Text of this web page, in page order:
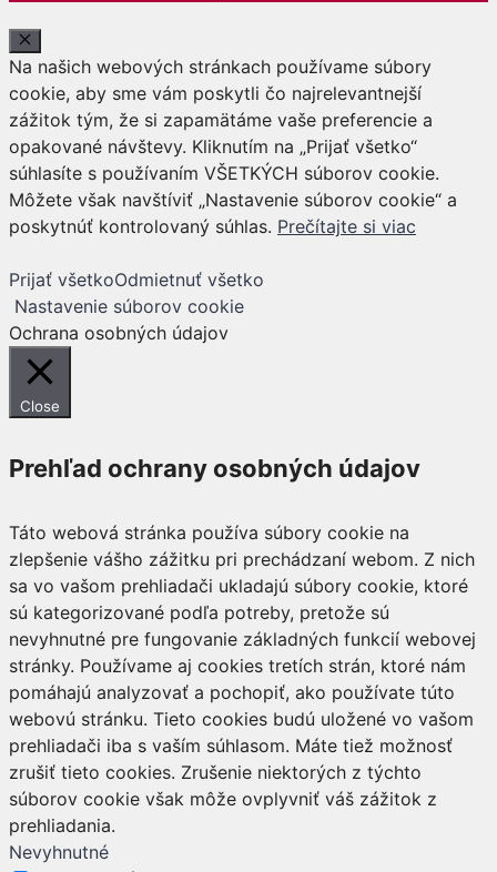
Close
Na našich webových stránkach používame súbory
cookie, aby sme vám poskytli čo najrelevantnejší
zážitok tým, že si zapamätáme vaše preferencie a
opakované návštevy. Kliknutím na „Prijať všetko“
súhlasíte s používaním VŠETKÝCH súborov cookie.
Môžete však navštíviť „Nastavenie súborov cookie“ a
poskytnúť kontrolovaný súhlas. Prečítajte si viac
Prijať všetkoOdmietnuť všetko
Nastavenie súborov cookie
Ochrana osobných údajov
Close
Prehľad ochrany osobných údajov
Táto webová stránka používa súbory cookie na
zlepšenie vášho zážitku pri prechádzaní webom. Z nich
sa vo vašom prehliadači ukladajú súbory cookie, ktoré
sú kategorizované podľa potreby, pretože sú
nevyhnutné pre fungovanie základných funkcií webovej
stránky. Používame aj cookies tretích strán, ktoré nám
pomáhajú analyzovať a pochopiť, ako používate túto
webovú stránku. Tieto cookies budú uložené vo vašom
prehliadači iba s vaším súhlasom. Máte tiež možnosť
zrušiť tieto cookies. Zrušenie niektorých z týchto
súborov cookie však môže ovplyvniť váš zážitok z
prehliadania.
Nevyhnutné